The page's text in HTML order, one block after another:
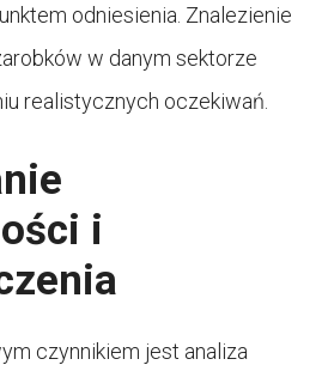
odniesienia. Znalezienie
w danym sektorze
realistycznych oczekiwań.
i
czynnikiem jest analiza